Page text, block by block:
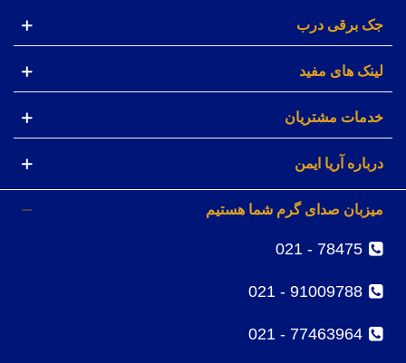
جک برقی درب
لینک های مفید
خدمات مشتریان
درباره آریا ایمن
میزبان صدای گرم شما هستیم
78475 - 021
91009788 - 021
77463964 - 021